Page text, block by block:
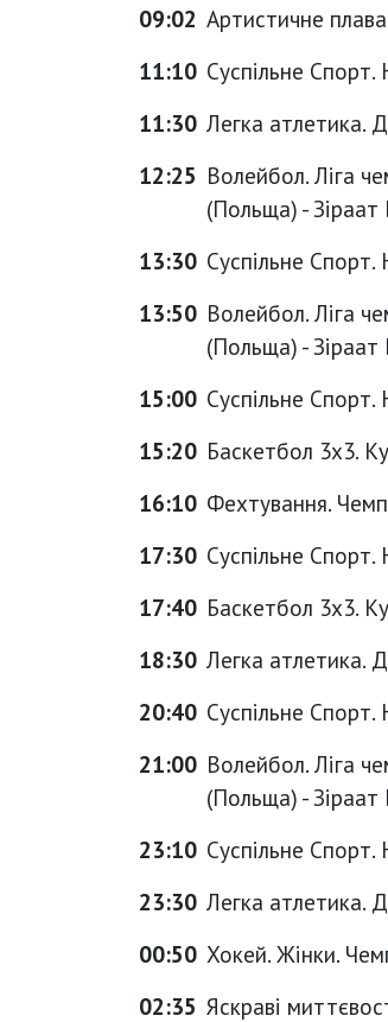
09:02 Артистичне
11:10 Суспільне Спорт.
11:30 Легка атлетика.
12:25 Волейбол. Ліга
(Польща) - Зіраат
13:30 Суспільне Спорт.
13:50 Волейбол. Ліга
(Польща) - Зіраат
15:00 Суспільне Спорт.
15:20 Баскетбол 3х3.
16:10 Фехтування.
17:30 Суспільне Спорт.
17:40 Баскетбол 3х3.
18:30 Легка атлетика.
20:40 Суспільне Спорт.
21:00 Волейбол. Ліга
(Польща) - Зіраат
23:10 Суспільне Спорт.
23:30 Легка атлетика.
00:50 Хокей. Жінки.
02:35 Яскраві